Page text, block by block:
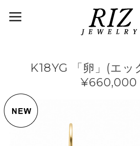
K18YG 「卵」(エッ
¥660,000